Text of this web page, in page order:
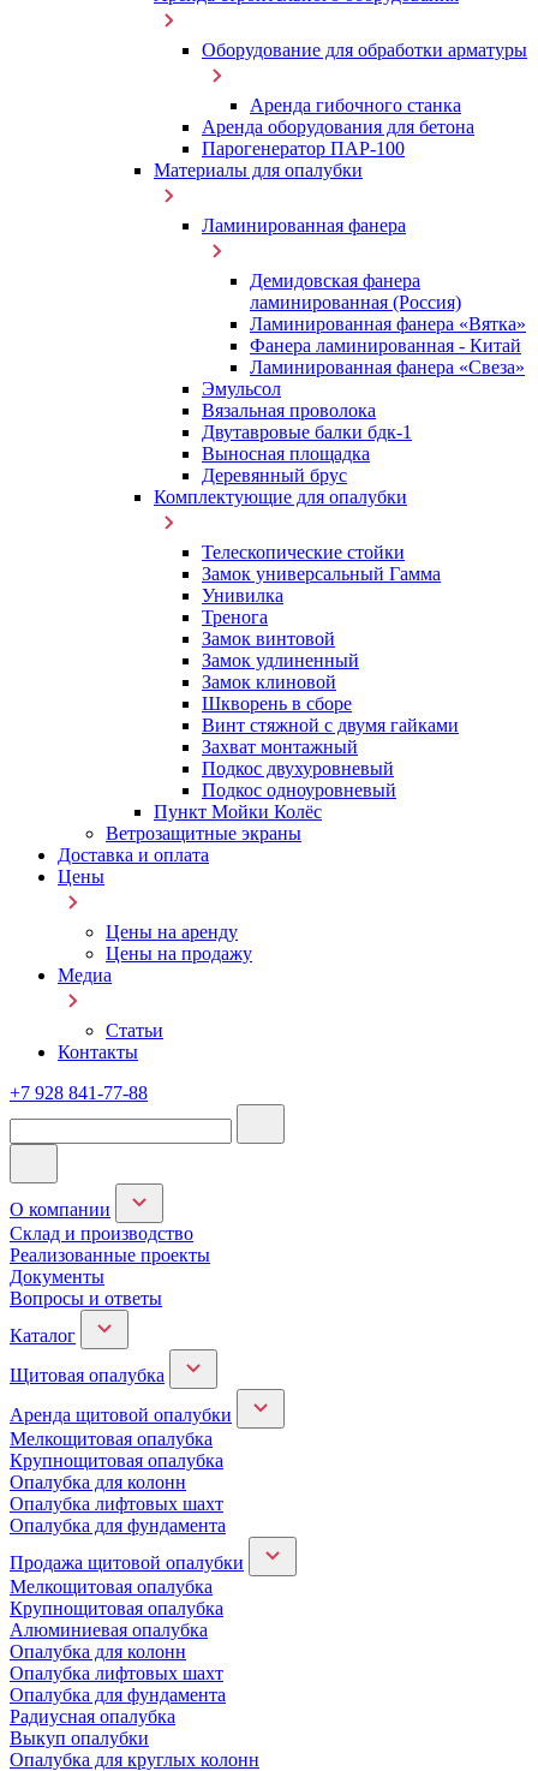
Оборудование для обработки арматуры
Аренда гибочного станка
Аренда оборудования для бетона
Парогенератор ПАР-100
Материалы для опалубки
Ламинированная фанера
Демидовская фанера
ламинированная (Россия)
Ламинированная фанера «Вятка»
Фанера ламинированная - Китай
Ламинированная фанера «Свеза»
Эмульсол
Вязальная проволока
Двутавровые балки бдк-1
Выносная площадка
Деревянный брус
Комплектующие для опалубки
Телескопические стойки
Замок универсальный Гамма
Унивилка
Тренога
Замок винтовой
Замок удлиненный
Замок клиновой
Шкворень в сборе
Винт стяжной с двумя гайками
Захват монтажный
Подкос двухуровневый
Подкос одноуровневый
Пункт Мойки Колёс
Ветрозащитные экраны
Доставка и оплата
Цены
Цены на аренду
Цены на продажу
Медиа
Статьи
Контакты
+7 928 841-77-88
О компании
Склад и производство
Реализованные проекты
Документы
Вопросы и ответы
Каталог
Щитовая опалубка
Аренда щитовой опалубки
Мелкощитовая опалубка
Крупнощитовая опалубка
Опалубка для колонн
Опалубка лифтовых шахт
Опалубка для фундамента
Продажа щитовой опалубки
Мелкощитовая опалубка
Крупнощитовая опалубка
Алюминиевая опалубка
Опалубка для колонн
Опалубка лифтовых шахт
Опалубка для фундамента
Радиусная опалубка
Выкуп опалубки
Опалубка для круглых колонн